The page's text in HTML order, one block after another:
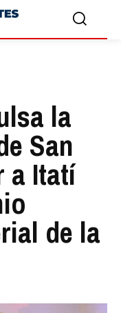
la
San
a Itatí
de la